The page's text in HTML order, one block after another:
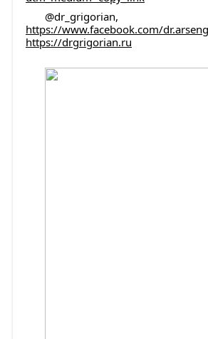
@dr_grigorian,
https://www.facebook.com/
https://drgrigorian.ru